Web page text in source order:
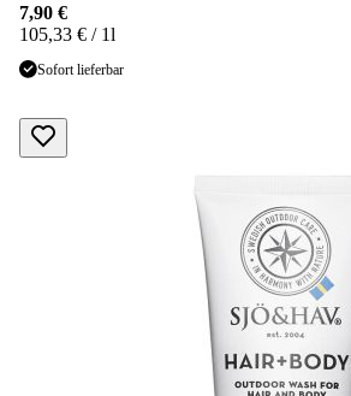
7,90 €
105,33 € / 1l
Sofort lieferbar